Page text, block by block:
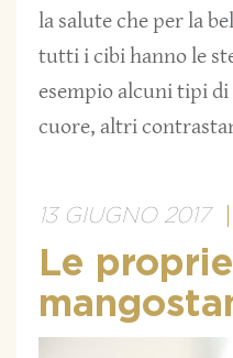
la salute che per la
tutti i cibi hanno le
esempio alcuni tipi
cuore, altri
13 GIUGNO 2017
Le